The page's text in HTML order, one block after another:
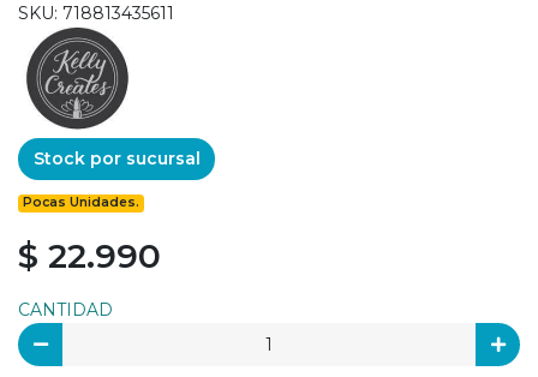
SKU: 718813435611
Stock por sucursal
Pocas Unidades.
$ 22.990
CANTIDAD